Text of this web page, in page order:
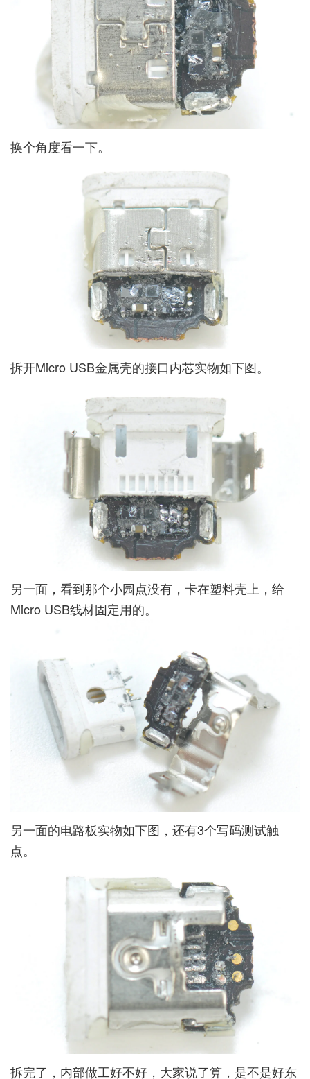
换个角度看一下。
拆开Micro USB金属壳的接口内芯实物如下图。
另一面，看到那个小园点没有，卡在塑料壳上，给
Micro USB线材固定用的。
另一面的电路板实物如下图，还有3个写码测试触
点。
拆完了，内部做工好不好，大家说了算，是不是好东